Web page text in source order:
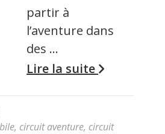
partir à
l’aventure dans
des …
Lire la suite
, circuit aventure, circuit